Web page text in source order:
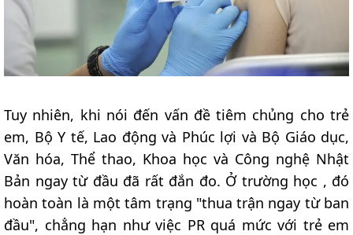
Tuy nhiên, khi nói đến vấn đề tiêm chủng cho trẻ
em, Bộ Y tế, Lao động và Phúc lợi và Bộ Giáo dục,
Văn hóa, Thể thao, Khoa học và Công nghệ Nhật
Bản ngay từ đầu đã rất đắn đo. Ở trường học , đó
hoàn toàn là một tâm trạng "thua trận ngay từ ban
đầu", chẳng hạn như việc PR quá mức với trẻ em